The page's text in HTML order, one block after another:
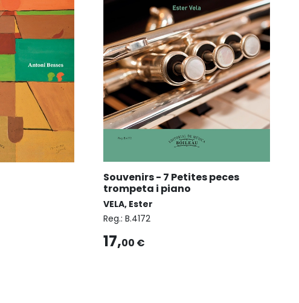
Souvenirs - 7 Petites peces
trompeta i piano
VELA, Ester
Reg.: B.4172
17,00 €